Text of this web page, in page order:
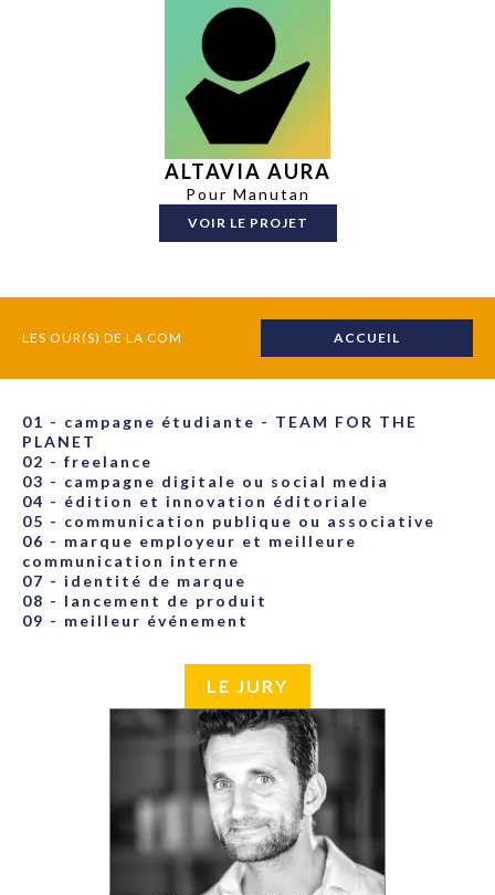
ALTAVIA AURA
Pour Manutan
VOIR LE PROJET
LES OUR(S) DE LA COM ACCUEIL
01 - campagne étudiante - TEAM FOR THE
PLANET
02 - freelance
03 - campagne digitale ou social media
04 - édition et innovation éditoriale
05 - communication publique ou associative
06 - marque employeur et meilleure
communication interne
07 - identité de marque
08 - lancement de produit
09 - meilleur événement
LE JURY